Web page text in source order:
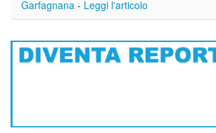
Garfagnana - Leggi l'articolo